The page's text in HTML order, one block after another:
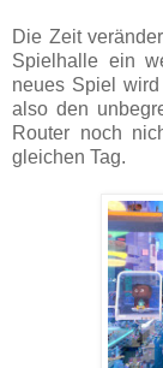
Die Zeit
Spielhalle ein
neues Spiel
also den
Router noch
gleichen Tag.